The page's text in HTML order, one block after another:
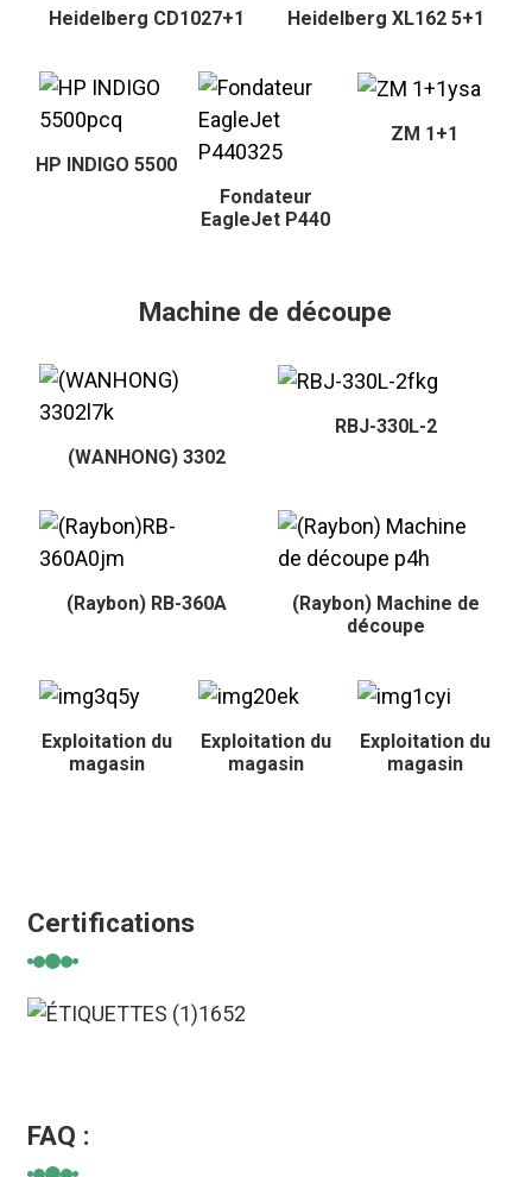
Heidelberg CD1027+1 Heidelberg XL162 5+1
HP INDIGO 5500
Fondateur
EagleJet P440
ZM 1+1
Machine de découpe
(WANHONG) 3302
RBJ-330L-2
(Raybon) RB-360A
(Raybon) Machine de
découpe
Exploitation du
magasin
Exploitation du
magasin
Exploitation du
magasin
Certifications
FAQ :